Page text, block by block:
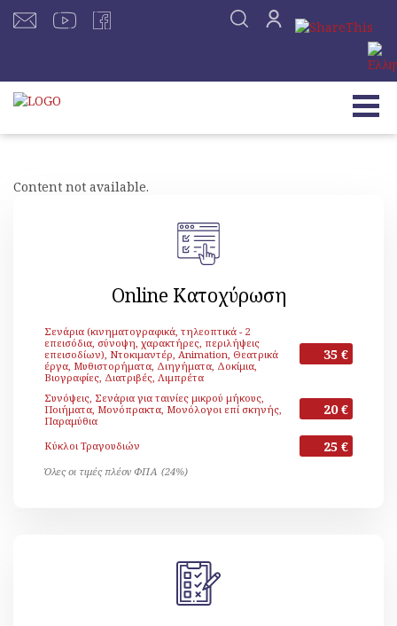
Content not available.
Online Κατοχύρωση
Σενάρια (κινηματογραφικά, τηλεοπτικά - 2
επεισόδια, σύνοψη, χαρακτήρες, περιλήψεις
επεισοδίων), Ντοκιμαντέρ, Animation, Θεατρικά
έργα, Μυθιστορήματα, Διηγήματα, Δοκίμια,
Βιογραφίες, Διατριβές, Λιμπρέτα
35 €
Συνόψεις, Σενάρια για ταινίες μικρού μήκους,
Ποιήματα, Μονόπρακτα, Μονόλογοι επί σκηνής,
Παραμύθια
20 €
Κύκλοι Τραγουδιών 25 €
Όλες οι τιμές πλέον ΦΠΑ (24%)